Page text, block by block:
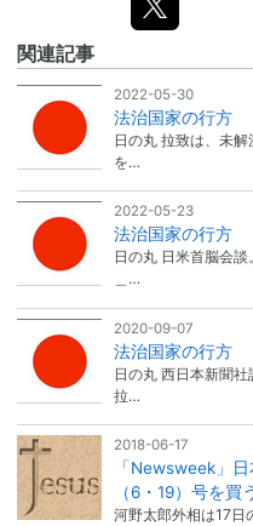
関連記事
2022-05-30
法治国家の行方
日の丸 拉致は、未
を…
2022-05-23
法治国家の行方
日の丸 日米首脳会談
＿…
2020-09-07
法治国家の行方
日の丸 西日本新聞
拉…
2018-06-17
「Newsweek」
（6・19）号を買
河野太郎外相は17日